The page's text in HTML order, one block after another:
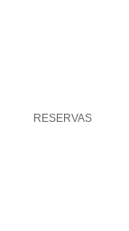
RESERVAS